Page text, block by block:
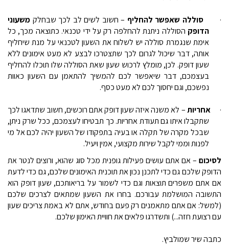
· סוללה שאפשר להחליף – חשוב לשים לב לכך שבחלק משעוני
הדופק הסוללה ניתנת להחלפה רק על ידי טכנאי. כתוצאה מכך, כל
אימת שנגמרת סוללה יש לשלוח את השעון לטכנאי על מנת שיחליף
אותה, דבר שיכול לגרום לכך שתצטרכו לבצע לא מעט אימונים ללא
שעון דופק. לכן, מומלץ לרכוש שעון שאת הסוללה שלו תוכלו להחליף
בעצמכם, דבר שיאפשר לכם להמשיך להתאמן עם השעון כאוות
נפשכם, וגם יחסוך לכם לא מעט כסף.
· אחריות– לא משנה איזה שעון דופק אתם רוכשים, חשוב שתדאגו לכך
שתקבלו איתו גם תעודת אחריות. כך תבטיחו לעצמכם, ככל שרק ניתן,
שבכל מקרה של תקלה או בעיה בתפקודו של השעון יהיה לכם אל מי
לפנות וממי לקבל שירות מקצועי, אמין ויעיל.
לסיכום – אם אתם עושים פעילות גופנית מכל סוג שהוא, ורוצים לנטר את
הדופק שלכם גם כדי לתכנן נכון את תוכנית האימונים שלכם, גם כדי לדעת
אם אתם משפרים תוצאות וגם כדי לשמור על בריאותכם, שעון דופק הוא
התשובה המושלמת עבורכם. בחרו את השעון שמתאים לצרכים שלכם
(למשל: אם אתם מתאמנים רק פעם בחודש, אתם לא באמת צריכים שעון
עם רצועת חזה...) ותשדרגו פלאים את חוויית האימון שלכם.
כתבה שיר שמולביץ.